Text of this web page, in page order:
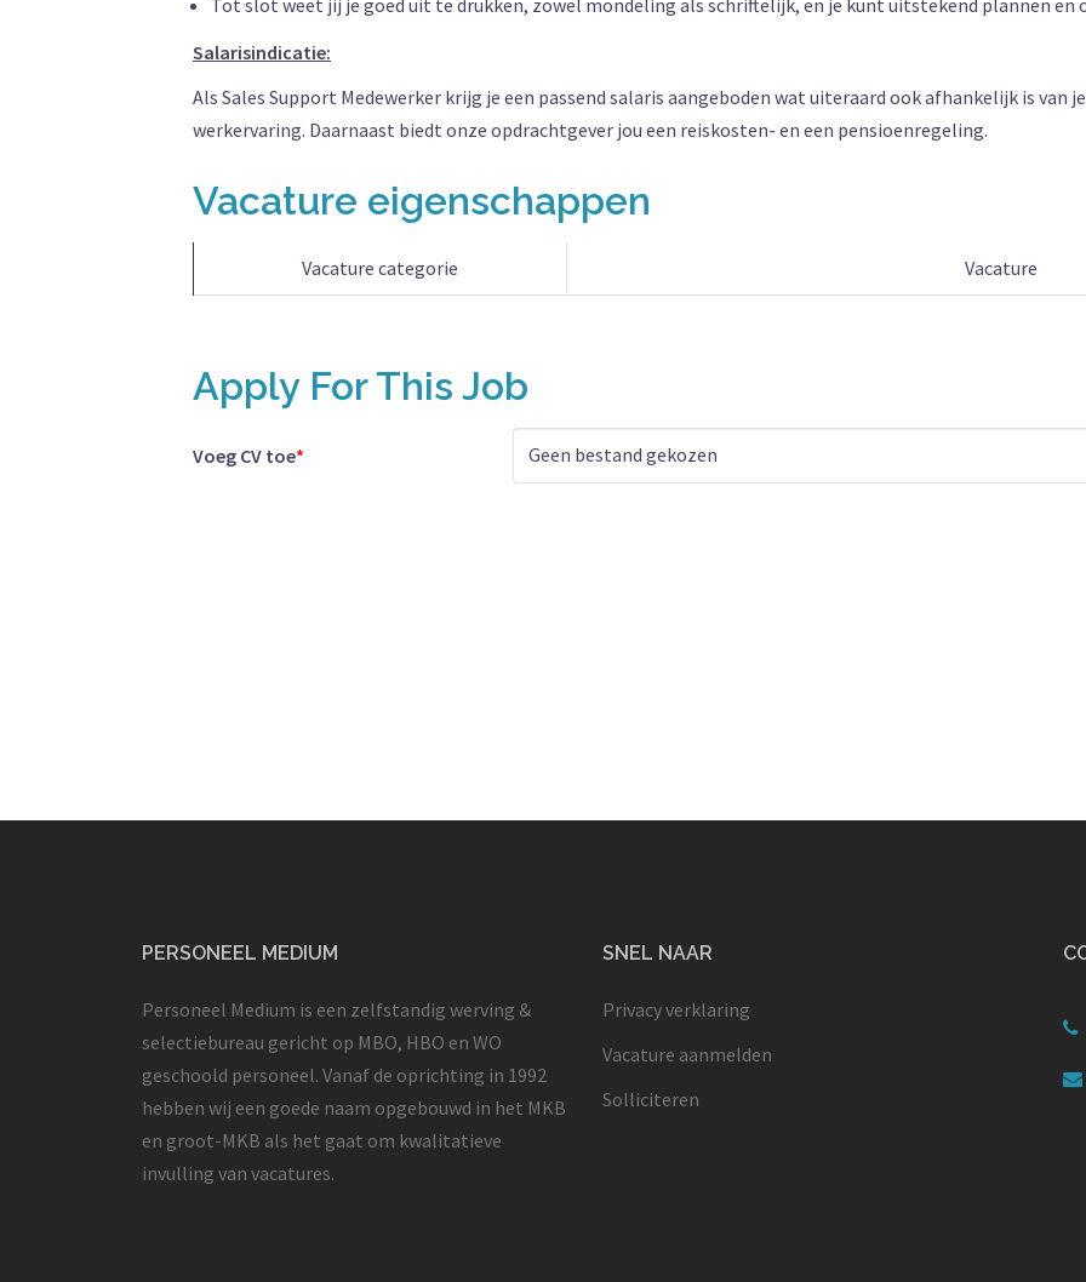
Tot slot weet jij je goed uit te drukken, zowel mondeling als schriftelijk, en je kunt uitstekend plannen en
Salarisindicatie:
Als Sales Support Medewerker krijg je een passend salaris aangeboden wat uiteraard ook afhankelijk is van
werkervaring. Daarnaast biedt onze opdrachtgever jou een reiskosten- en een pensioenregeling.
Vacature eigenschappen
Vacature categorie Vacature
Apply For This Job
Voeg CV toe* Geen bestand gekozen
PERSONEEL MEDIUM
Personeel Medium is een zelfstandig werving &
selectiebureau gericht op MBO, HBO en WO
geschoold personeel. Vanaf de oprichting in 1992
hebben wij een goede naam opgebouwd in het MKB
en groot-MKB als het gaat om kwalitatieve
invulling van vacatures.
SNEL NAAR
Privacy verklaring
Vacature aanmelden
Solliciteren